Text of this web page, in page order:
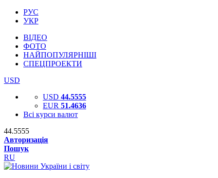
РУС
УКР
ВІДЕО
ФОТО
НАЙПОПУЛЯРНІШІ
СПЕЦПРОЕКТИ
USD
USD 44.5555
EUR 51.4636
Всі курси валют
44.5555
Авторизація
Пошук
RU